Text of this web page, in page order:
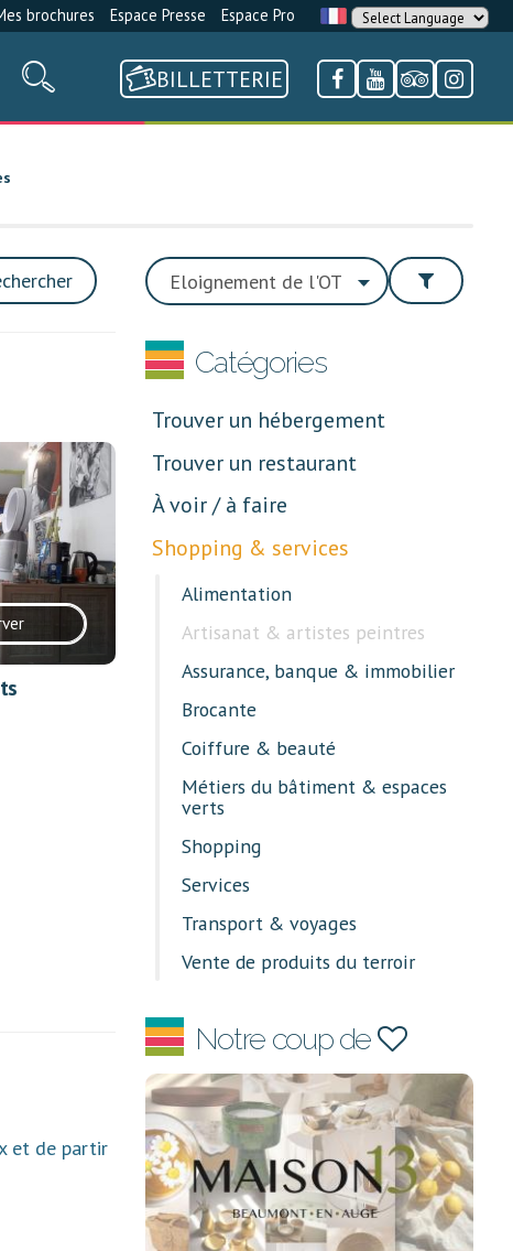
brochures Espace Presse Espace Pro
BILLETTERIE
Catégories
Trouver un hébergement
Trouver un restaurant
À voir / à faire
Shopping & services
Alimentation
Artisanat & artistes peintres
Assurance, banque & immobilier
Brocante
Coiffure & beauté
Métiers du bâtiment & espaces
verts
Shopping
Services
Transport & voyages
Vente de produits du terroir
Notre coup de
et de partir